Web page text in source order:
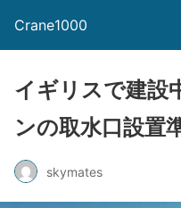
Crane1000
イギリスで建設
ンの取水口設置
skymates